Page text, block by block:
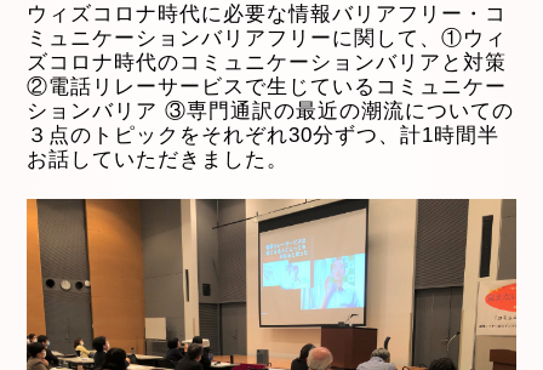
ウィズコロナ時代に必要な情報バリアフリー・コ
ミュニケーションバリアフリーに関して、①ウィ
ズコロナ時代のコミュニケーションバリアと対策
②電話リレーサービスで生じているコミュニケー
ションバリア ③専門通訳の最近の潮流についての
３点のトピックをそれぞれ30分ずつ、計1時間半
お話していただきました。